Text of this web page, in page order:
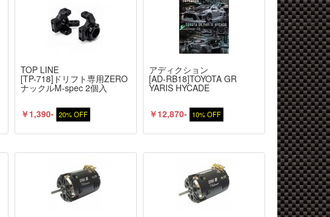
TOP LINE
[TP-718]ドリフト専用ZERO
ナックルM-spec 2個入
￥1,390- 20% OFF
アディクション
[AD-RB18]TOYOTA GR
YARIS HYCADE
￥12,870- 10% OFF